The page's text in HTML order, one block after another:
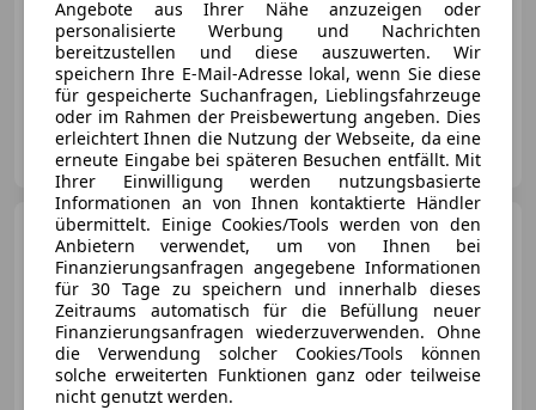
12/2013 162 500 km Benzin 93 kW (126 PS)
Privat
AT-3362 Amstetten
Mazda MX-51,8i SE
Angebote aus Ihrer Nähe anzuzeigen oder
personalisierte Werbung und Nachrichten
bereitzustellen und diese auszuwerten. Wir
speichern Ihre E-Mail-Adresse lokal, wenn Sie diese
für gespeicherte Suchanfragen, Lieblingsfahrzeuge
oder im Rahmen der Preisbewertung angeben. Dies
erleichtert Ihnen die Nutzung der Webseite, da eine
erneute Eingabe bei späteren Besuchen entfällt. Mit
Ihrer Einwilligung werden nutzungsbasierte
Informationen an von Ihnen kontaktierte Händler
übermittelt. Einige Cookies/Tools werden von den
Anbietern verwendet, um von Ihnen bei
Finanzierungsanfragen angegebene Informationen
für 30 Tage zu speichern und innerhalb dieses
Zeitraums automatisch für die Befüllung neuer
Finanzierungsanfragen wiederzuverwenden. Ohne
die Verwendung solcher Cookies/Tools können
solche erweiterten Funktionen ganz oder teilweise
nicht genutzt werden.